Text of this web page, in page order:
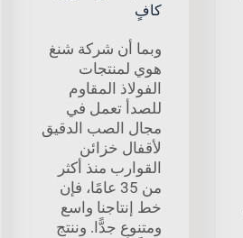
كافٍ
وبما أن شركة شنغ
هوي لمنتجات
الفولاذ المقاوم
للصدأ تعمل في
مجال الصب الدقيق
لأقفال خزائن
القوارب منذ أكثر
من 35 عامًا، فإن
خط إنتاجنا واسع
ومتنوع جدًّا. وننتج